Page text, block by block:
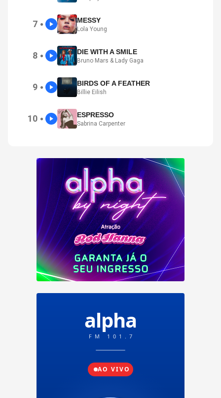
7 ● MESSY
Lola Young
8 ● DIE WITH A SMILE
Bruno Mars & Lady Gaga
9 ● BIRDS OF A FEATHER
Billie Eilish
10 ● ESPRESSO
Sabrina Carpenter